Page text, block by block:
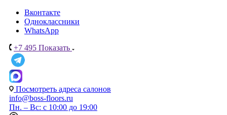
Вконтакте
Одноклассники
WhatsApp
+7 495 Показать
Посмотреть адреса салонов
info@boss-floors.ru
Пн. – Вс: с 10:00 до 19:00